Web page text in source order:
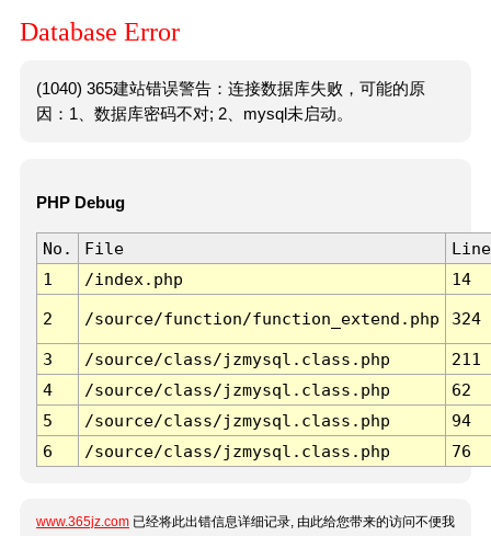
Database Error
(1040) 365建站错误警告：连接数据库失败，可能的原
因：1、数据库密码不对; 2、mysql未启动。
PHP Debug
No. File
Line
1
/index.php 14
2 /source/function/function_extend.php 324
3 /source/class/jzmysql.class.php
211
4
/source/class/jzmysql.class.php
62
5
/source/class/jzmysql.class.php
94
6
/source/class/jzmysql.class.php 76
www.365jz.com 已经将此出错信息详细记录, 由此给您带来的访问不便我